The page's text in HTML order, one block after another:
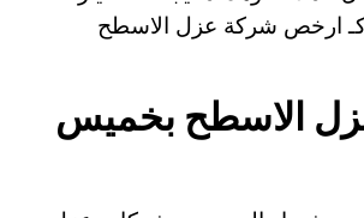
كـ ارخص شركة عزل الاسطح
الاسطح بخميس